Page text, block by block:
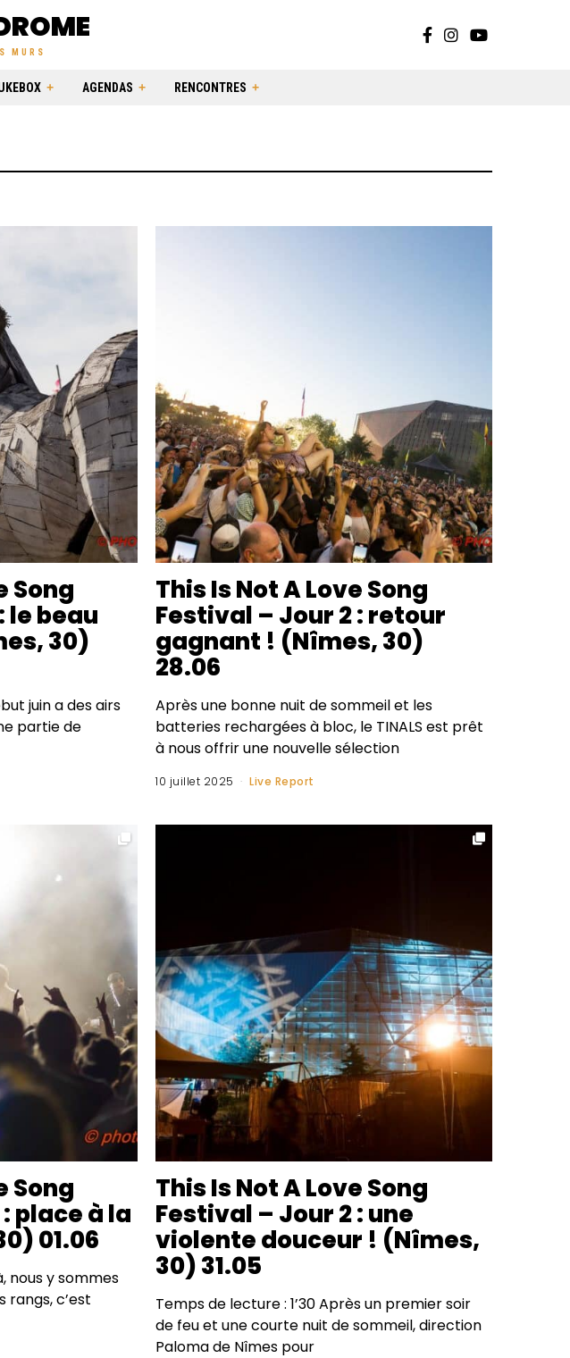
MURS
AGENDAS RENCONTRES
Song
le beau
30)
juin a des airs
partie de
This Is Not A Love Song
Festival – Jour 2 : retour
gagnant ! (Nîmes, 30)
28.06
Après une bonne nuit de sommeil et les
batteries rechargées à bloc, le TINALS est prêt
à nous offrir une nouvelle sélection
10 juillet 2025 Live Report
Song
place à la
01.06
nous y sommes
rangs, c’est
This Is Not A Love Song
Festival – Jour 2 : une
violente douceur ! (Nîmes,
30) 31.05
Temps de lecture : 1’30 Après un premier soir
de feu et une courte nuit de sommeil, direction
Paloma de Nîmes pour